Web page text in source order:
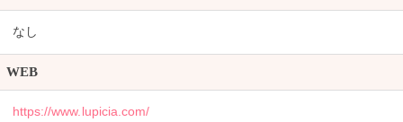
なし
WEB
https://www.lupicia.com/